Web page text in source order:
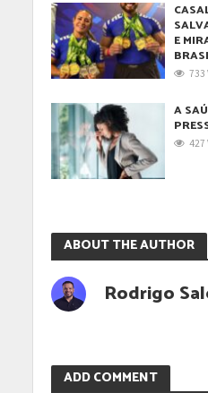
E
733
A
427
ABOUT THE AUTHOR
Rodrigo
ADD COMMENT